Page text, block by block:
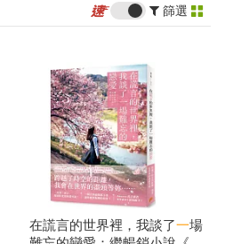
一条みお(5)
MAX-A(4)
篩選
在謊言的世界裡，我談了一場